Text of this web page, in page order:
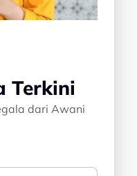
Terkini
dari Awani